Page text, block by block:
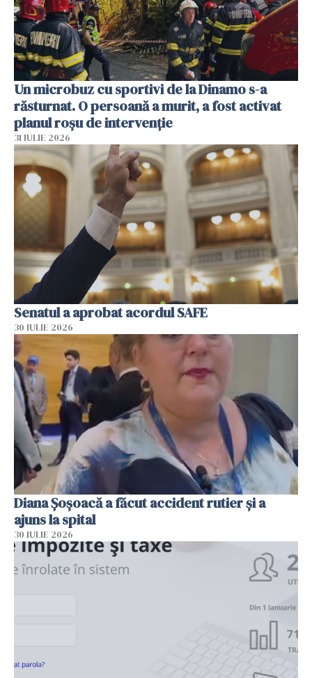
Un microbuz cu sportivi de la Dinamo s-a
răsturnat. O persoană a murit, a fost activat
planul roșu de intervenție
31 IULIE 2026
Senatul a aprobat acordul SAFE
30 IULIE 2026
Diana Șoșoacă a făcut accident rutier și a
ajuns la spital
30 IULIE 2026